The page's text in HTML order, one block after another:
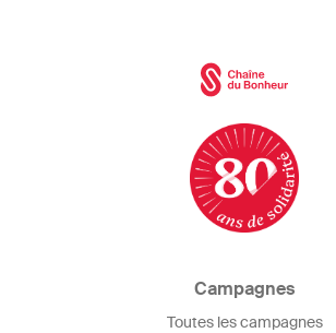
Campagnes
Toutes les campagnes